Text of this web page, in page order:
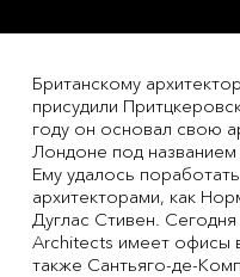
Британскому
присудили
году он основал свою
Лондоне под
Ему удалось
архитекторами, как
Дуглас Стивен.
Architects имеет офисы
также Сантьяго-де-